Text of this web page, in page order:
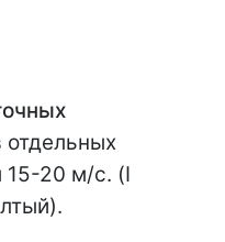
отдельных
15-20 м/с. (I